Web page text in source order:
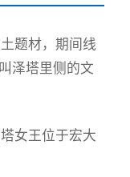
题材，期间线
泽塔里侧的文
女王位于宏大